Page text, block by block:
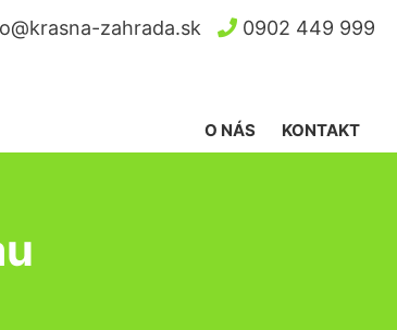
zahrada.sk 0902 449 999
KONTAKT
O NÁS